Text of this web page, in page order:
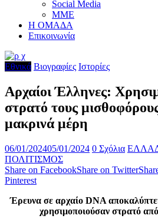
Social Media
ΜΜΕ
Η ΟΜΑΔΑ
Επικοινωνία
Εθνικά Βιογραφίες Ιστορίες
Αρχαίοι Έλληνες:
στρατό τους
μακρινά μέρη
06/01/202405/01/2024 0 Σχόλια
ΠΟΛΙΤΙΣΜΟΣ
Share on FacebookShare on Twitter
Pinterest
Έρευνα σε αρχαίο DNA
χρησιμοποιούσαν στρατό